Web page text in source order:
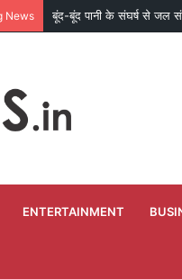
News बूंद-बूंद पानी के संघर्ष से जल
ENTERTAINMENT